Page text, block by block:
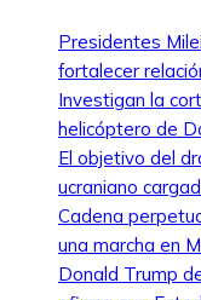
Presidentes
fortalecer
Investigan la
helicóptero de
El objetivo del
ucraniano
Cadena
una marcha en
Donald Trump